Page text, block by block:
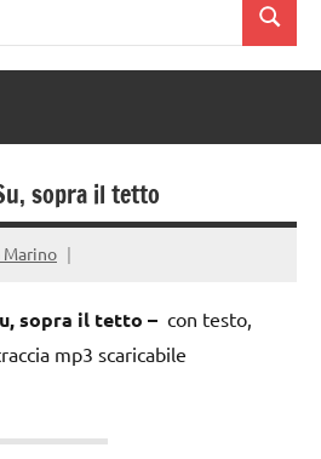
Cerca
sopra il tetto
Marino
sopra il tetto – con testo,
mp3 scaricabile